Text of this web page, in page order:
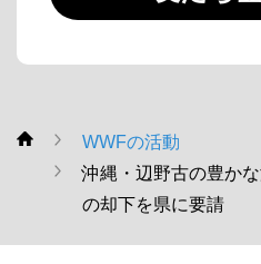
WWF
WWFの活動
沖縄・辺野古の豊か
の却下を県に要請